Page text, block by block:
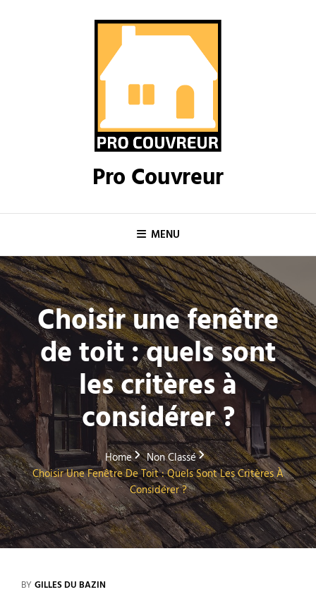
Pro Couvreur
MENU
Choisir une fenêtre
de toit : quels sont
les critères à
considérer ?
Home
Non Classé
Choisir Une Fenêtre De Toit : Quels Sont Les Critères À
Considérer ?
BY GILLES DU BAZIN